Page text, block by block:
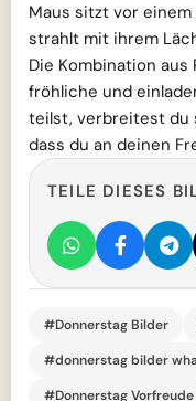
Maus sitzt vor
strahlt mit ihrem
Die Kombination aus
fröhliche und
teilst, verbreitest du
dass du an deinen
TEILE DIESES
#Donnerstag Bilder
#donnerstag bilder
#Donnerstag Vorfreude